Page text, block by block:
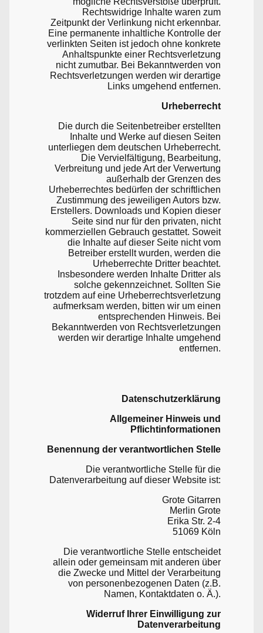
Rechtswidrige Inhalte waren zum
Zeitpunkt der Verlinkung nicht erkennbar.
Eine permanente inhaltliche Kontrolle der
verlinkten Seiten ist jedoch ohne konkrete
Anhaltspunkte einer Rechtsverletzung
nicht zumutbar. Bei Bekanntwerden von
Rechtsverletzungen werden wir derartige
Links umgehend entfernen.
Urheberrecht
Die durch die Seitenbetreiber erstellten
Inhalte und Werke auf diesen Seiten
unterliegen dem deutschen Urheberrecht.
Die Vervielfältigung, Bearbeitung,
Verbreitung und jede Art der Verwertung
außerhalb der Grenzen des
Urheberrechtes bedürfen der schriftlichen
Zustimmung des jeweiligen Autors bzw.
Erstellers. Downloads und Kopien dieser
Seite sind nur für den privaten, nicht
kommerziellen Gebrauch gestattet. Soweit
die Inhalte auf dieser Seite nicht vom
Betreiber erstellt wurden, werden die
Urheberrechte Dritter beachtet.
Insbesondere werden Inhalte Dritter als
solche gekennzeichnet. Sollten Sie
trotzdem auf eine Urheberrechtsverletzung
aufmerksam werden, bitten wir um einen
entsprechenden Hinweis. Bei
Bekanntwerden von Rechtsverletzungen
werden wir derartige Inhalte umgehend
entfernen.
Datenschutzerklärung
Allgemeiner Hinweis und
Pflichtinformationen
Benennung der verantwortlichen Stelle
Die verantwortliche Stelle für die
Datenverarbeitung auf dieser Website ist:
Grote Gitarren
Merlin Grote
Erika Str. 2-4
51069 Köln
Die verantwortliche Stelle entscheidet
allein oder gemeinsam mit anderen über
die Zwecke und Mittel der Verarbeitung
von personenbezogenen Daten (z.B.
Namen, Kontaktdaten o. Ä.).
Widerruf Ihrer Einwilligung zur
Datenverarbeitung